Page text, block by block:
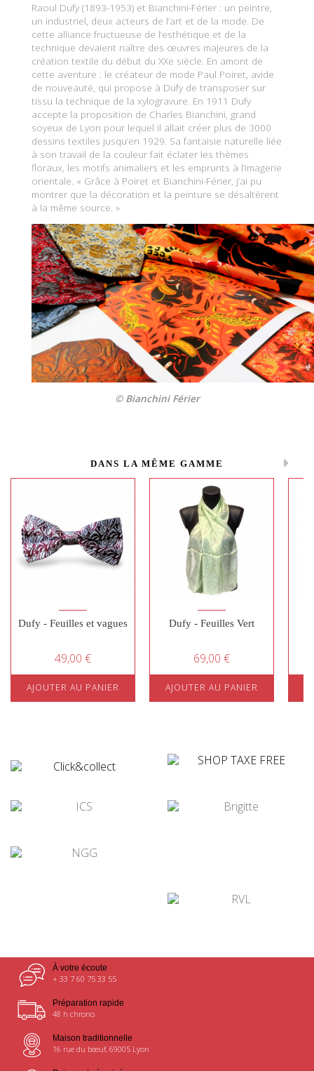
Raoul Dufy (1893-1953) et Bianchini-Férier : un peintre,
un industriel, deux acteurs de l’art et de la mode. De
cette alliance fructueuse de l’esthétique et de la
technique devaient naître des œuvres majeures de la
création textile du début du XXe siècle. En amont de
cette aventure : le créateur de mode Paul Poiret, avide
de nouveauté, qui propose à Dufy de transposer sur
tissu la technique de la xylogravure. En 1911 Dufy
accepte la proposition de Charles Bianchini, grand
soyeux de Lyon pour lequel il allait créer plus de 3000
dessins textiles jusqu’en 1929. Sa fantaisie naturelle liée
à son travail de la couleur fait éclater les thèmes
floraux, les motifs animaliers et les emprunts à l’imagerie
orientale. « Grâce à Poiret et Bianchini-Férier, j’ai pu
montrer que la décoration et la peinture se désaltèrent
à la même source. »
© Bianchini Férier
DANS LA MÊME GAMME
Dufy - Feuilles et vagues
49,00 €
AJOUTER AU PANIER
Dufy - Feuilles Vert
69,00 €
AJOUTER AU PANIER
À votre écoute
+ 33 7 60 75 33 55
Préparation rapide
48 h chrono
Maison traditionnelle
16 rue du bœuf, 69005 Lyon